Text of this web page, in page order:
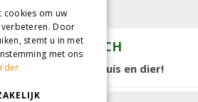
KOLBACH
voor tuin, huis en dier!
cookies om uw
Door
stemt u in met
met ons